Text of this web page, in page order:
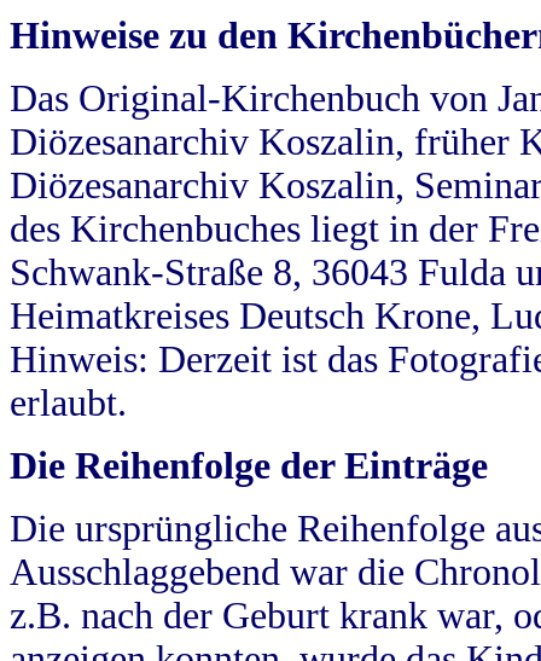
Hinweise zu den
Das Original-Kirchenbuch von
Diözesanarchiv Koszalin, früher
Diözesanarchiv Koszalin,
des Kirchenbuches liegt in der
Schwank-Straße 8, 36043 Fulda
Heimatkreises Deutsch Krone,
Hinweis: Derzeit ist das
erlaubt.
Die Reihenfolge der Einträge
Die ursprüngliche Reihenfolge
Ausschlaggebend war die
z.B. nach der Geburt krank war,